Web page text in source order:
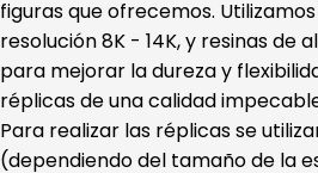
figuras que ofrecemos.
resolución 8K - 14K, y resinas de
para mejorar la dureza y
réplicas de una calidad
Para realizar las réplicas se
(dependiendo del tamaño de la